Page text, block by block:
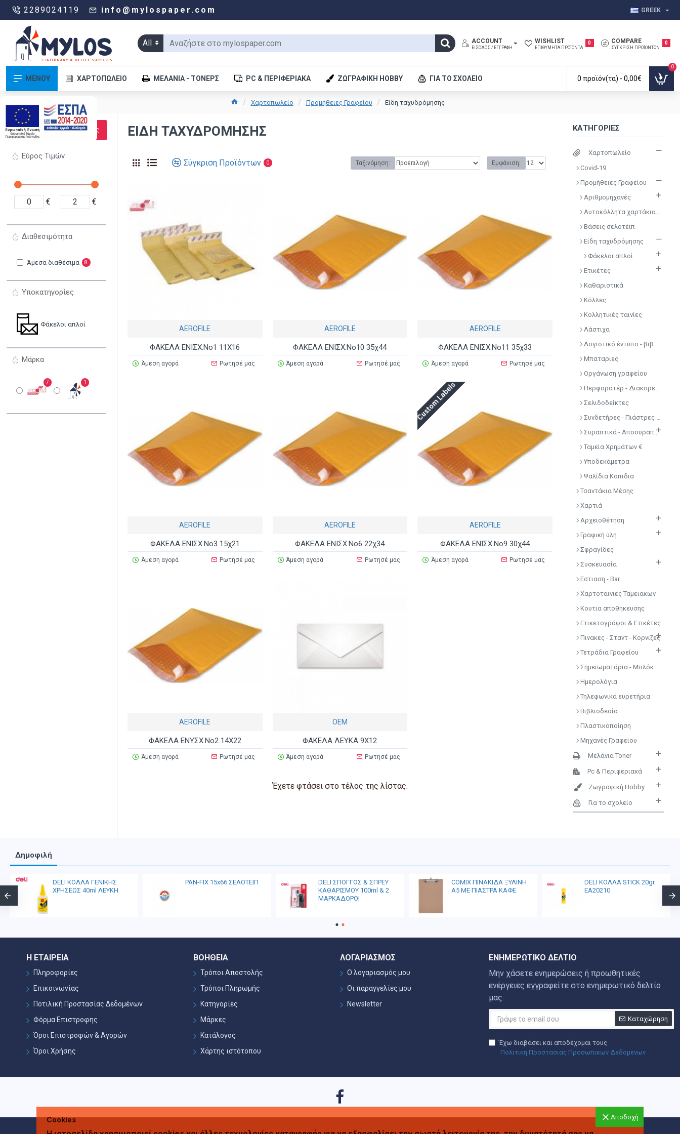
2289024119 info@mylospaper.com GREEK
All ACCOUNT
ΕΊΣΟΔΟΣ / ΕΓΓΡΑΦΉ
WISHLIST
ΕΠΙΘΥΜΗΤΆ ΠΡΟΪΌΝΤΑ
0 COMPARE
ΣΎΓΚΡΙΣΗ ΠΡΟΪΌΝΤΩΝ
0
ΜΕΝΟΥ ΧΑΡΤΟΠΩΛΕΊΟ ΜΕΛΆΝΙΑ - ΤΌΝΕΡΣ PC & ΠΕΡΙΦΕΡΙΑΚΆ ΖΩΓΡΑΦΙΚΉ HOBBY ΓΙΑ ΤΟ ΣΧΟΛΕΊΟ 0 προϊόν(τα) - 0,00€
0
Χαρτοπωλείο Προμήθειες Γραφείου Είδη ταχυδρόμησης
ΦΊΛΤΡΑ Καθαρισμός
Εύρος Τιμών
€ €
Υποκατηγορίες
Φάκελοι απλοί
Μάρκα
7 1
Διαθεσιμότητα
Άμεσα διαθέσιμα 8
ΕΊΔΗ ΤΑΧΥΔΡΌΜΗΣΗΣ
Σύγκριση Προϊόντων 0 Ταξινόμηση: Εμφάνιση:
AEROFILE
ΦΑΚΕΛΑ ΕΝΙΣΧ.Νο1 11Χ16
Άμεση αγορά Ρωτησέ μας
AEROFILE
ΦΑΚΕΛΑ ΕΝΙΣΧ.Νο10 35χ44
Άμεση αγορά Ρωτησέ μας
AEROFILE
ΦΑΚΕΛΑ ΕΝΙΣΧ.Νο11 35χ33
Άμεση αγορά Ρωτησέ μας
AEROFILE
ΦΑΚΕΛΑ ΕΝΙΣΧ.Νο3 15χ21
Άμεση αγορά Ρωτησέ μας
AEROFILE
ΦΑΚΕΛΑ ΕΝΙΣΧ.Νο6 22χ34
Άμεση αγορά Ρωτησέ μας
Custom Labels
AEROFILE
ΦΑΚΕΛΑ ΕΝΙΣΧ.Νο9 30χ44
Άμεση αγορά Ρωτησέ μας
AEROFILE
ΦΑΚΕΛΑ ΕΝΥΣΧ.Νο2 14Χ22
Άμεση αγορά Ρωτησέ μας
ΟΕΜ
ΦΑΚΕΛΑ ΛΕΥΚΑ 9Χ12
Άμεση αγορά Ρωτησέ μας
Έχετε φτάσει στο τέλος της λίστας.
ΚΑΤΗΓΟΡΊΕΣ
Χαρτοπωλείο
Covid-19
Προμήθειες Γραφείου
Αριθμομηχανές
Αυτοκόλλητα χαρτάκια Post it
Βάσεις σελοτέιπ
Είδη ταχυδρόμησης
Φάκελοι απλοί
Ετικέτες
Καθαριστικά
Κόλλες
Κολλητικές ταινίες
Λάστιχα
Λογιστικό έντυπο - βιβλίο
Μπαταριες
Οργάνωση γραφείου
Περφορατέρ - Διακορευτές
Σελιδοδείκτες
Συνδετήρες - Πιάστρες - Πινέζες
Συραπτικά - Αποσυραπτικά
Ταμεία Χρημάτων €
Υποδεκάμετρα
Ψαλίδια Κοπιδια
Τσαντάκια Μέσης
Χαρτιά
Αρχειοθέτηση
Γραφική ύλη
Σφραγίδες
Συσκευασία
Εστιαση - Bar
Χαρτοταινιες Ταμειακων
Κουτια αποθηκευσης
Ετικετογράφοι & Ετικέτες
Πινακες - Σταντ - Κορνιζες
Τετράδια Γραφείου
Σημειωματάρια - Μπλόκ
Ημερολόγια
Τηλεφωνικά ευρετήρια
Βιβλιοδεσία
Πλαστικοποίηση
Μηχανές Γραφείου
Μελάνια Toner
Pc & Περιφεριακά
Ζωγραφική Hobby
Για το σχολείο
Δημοφιλή
DELI ΚΟΛΛΑ ΓΕΝΙΚΗΣ
ΧΡΗΣΕΩΣ 40ml ΛΕΥΚΗ
PAN-FIX 15x66 ΣΕΛΟΤΕΙΠ
DELI ΣΠΟΓΓΟΣ & ΣΠΡΕΥ
ΚΑΘΑΡΙΣΜΟΥ 100ml & 2
ΜΑΡΚΑΔΟΡΟΙ
COMIX ΠΙΝΑΚΙΔΑ ΞΥΛΙΝΗ
Α5 ΜΕ ΠΙΑΣΤΡΑ ΚΑΦΕ
DELI ΚΟΛΛΑ STICK 20gr
EA20210
Η ΕΤΑΙΡΕΊΑ
Πληροφορίες
Επικοινωνίας
Ποτιλική Προστασίας Δεδομένων
Φόρμα Επιστροφης
Όροι Επιστροφών & Αγορών
Όροι Χρήσης
ΒΟΉΘΕΙΑ
Τρόποι Αποστολής
Τρόποι Πληρωμής
Κατηγορίες
Μάρκες
Κατάλογος
Χάρτης ιστότοπου
ΛΟΓΑΡΙΑΣΜΌΣ
Ο λογαριασμός μου
Οι παραγγελίες μου
Newsletter
ΕΝΗΜΕΡΩΤΙΚΌ ΔΕΛΤΊΟ
Μην χάσετε ενημερώσεις ή προωθητικές
ενέργειες εγγραφείτε στο ενημερωτικό δελτίο
μας.
Καταχώρηση
Έχω διαβάσει και αποδέχομαι τους
Πολιτικη Προστασιας Προσωπικων Δεδομενων
.
Αποδοχή
Cookies